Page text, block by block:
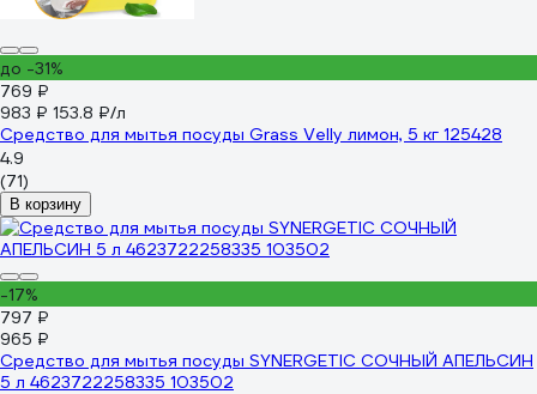
до -31%
769 ₽
983 ₽ 153.8 ₽/л
Средство для мытья посуды Grass Velly лимон, 5 кг 125428
4.9
(71)
В корзину
-17%
797 ₽
965 ₽
Средство для мытья посуды SYNERGETIC СОЧНЫЙ АПЕЛЬСИН
5 л 4623722258335 103502